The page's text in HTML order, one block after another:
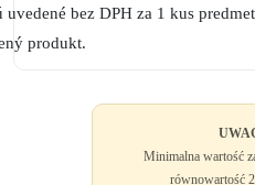
uvedené bez DPH za 1 kus
produkt.
Minimalna wartość
równowartość